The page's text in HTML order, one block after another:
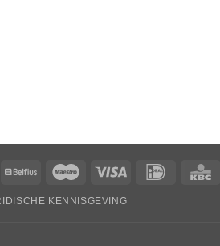
Belfius Maestro Ideaal
KENNISGEVING